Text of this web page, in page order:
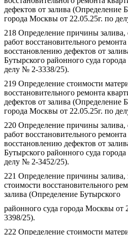
дефектов от залива (Определение
города Москвы от 22.05.25г. по
218 Определение причины залива,
работ восстановительного
восстановлению дефектов от
Бутырского районного суда
делу № 2-3338/25).
219 Определение стоимости
восстановительного ремонта
дефектов от залива (Определение
города Москвы от 22.05.25г. по
220 Определение причины залива,
работ восстановительного
восстановлению дефектов от
Бутырского районного суда
делу № 2-3452/25).
221 Определение причины залива,
стоимости восстановительного
залива (Определение Бутырского
районного суда города Москвы от
3398/25).
222 Определение стоимости